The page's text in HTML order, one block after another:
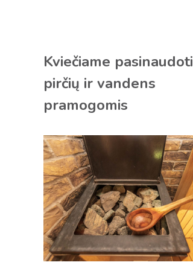
Kviečiame pasinaudoti
pirčių ir vandens
pramogomis